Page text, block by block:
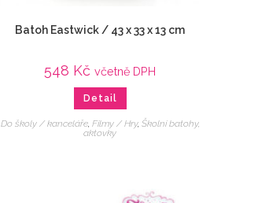
Batoh Eastwick / 43 x 33 x 13 cm
548 Kč včetně DPH
Detail
Do školy / kanceláře, Filmy / Hry, Školní batohy,
aktovky